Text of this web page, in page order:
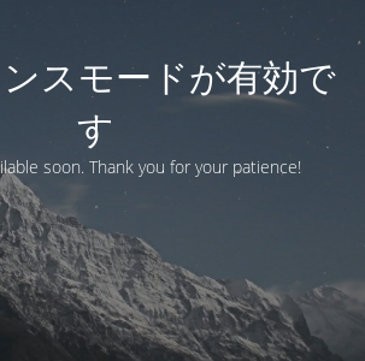
スモードが有効で
す
soon. Thank you for your patience!